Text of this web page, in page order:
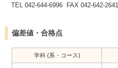
TEL 042-644-6996 FAX 042-642-2641
偏差値・合格点
学科 (系・コース)